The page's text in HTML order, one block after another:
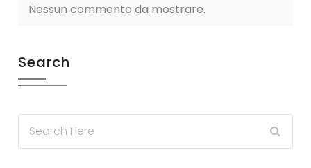
Nessun commento da mostrare.
Search